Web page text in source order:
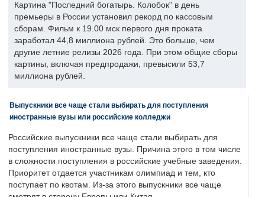
Картина "Последний богатырь. Колобок" в день
премьеры в России установил рекорд по кассовым
сборам. Фильм к 19.00 мск первого дня проката
заработал 44,8 миллиона рублей. Это больше, чем
другие летние релизы 2026 года. При этом общие сборы
картины, включая предпродажи, превысили 53,7
миллиона рублей.
Выпускники все чаще стали выбирать для поступления
иностранные вузы или российские колледжи
Российские выпускники все чаще стали выбирать для
поступления иностранные вузы. Причина этого в том числе
в сложности поступления в российские учебные заведения.
Приоритет отдается участникам олимпиад и тем, кто
поступает по квотам. Из-за этого выпускники все чаще